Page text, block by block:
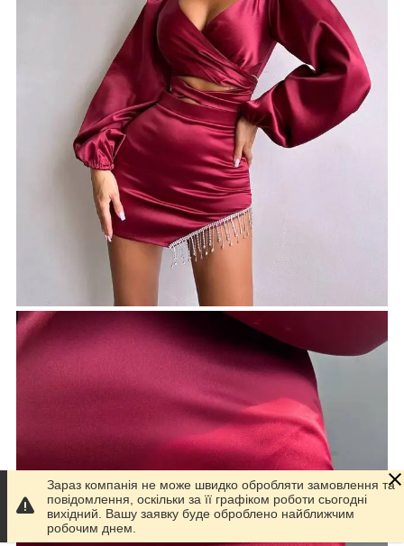
Зараз компанія не може швидко обробляти замовлення та
повідомлення, оскільки за її графіком роботи сьогодні
вихідний. Вашу заявку буде оброблено найближчим
робочим днем.